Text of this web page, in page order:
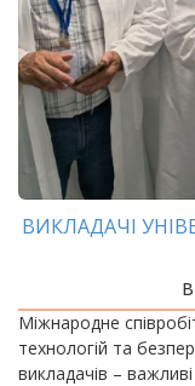
ВИКЛАДАЧІ
Міжнародне
технологій та
викладачів –